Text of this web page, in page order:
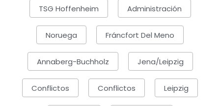
TSG Hoffenheim Administración
Noruega Fráncfort Del Meno
Annaberg-Buchholz Jena/Leipzig
Conflictos Conflictos Leipzig